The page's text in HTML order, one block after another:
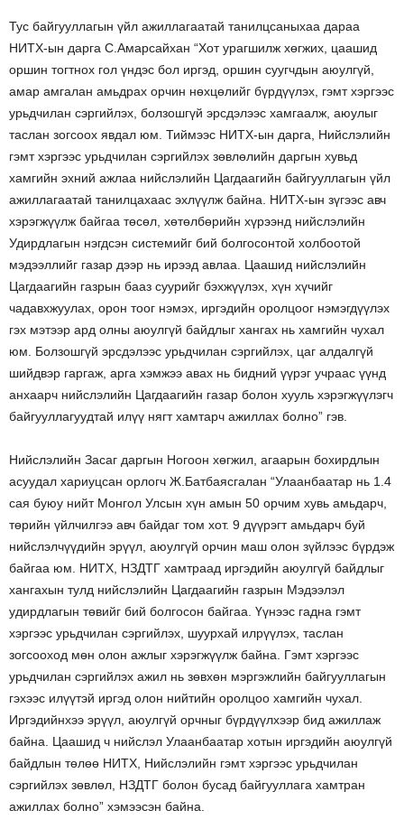
Тус байгууллагын үйл ажиллагаатай танилцсаныхаа дараа
НИТХ-ын дарга С.Амарсайхан “Хот урагшилж хөгжих, цаашид
оршин тогтнох гол үндэс бол иргэд, оршин суугчдын аюулгүй,
амар амгалан амьдрах орчин нөхцөлийг бүрдүүлэх, гэмт хэргээс
урьдчилан сэргийлэх, болзошгүй эрсдэлээс хамгаалж, аюулыг
таслан зогсоох явдал юм. Тиймээс НИТХ-ын дарга, Нийслэлийн
гэмт хэргээс урьдчилан сэргийлэх зөвлөлийн даргын хувьд
хамгийн эхний ажлаа нийслэлийн Цагдаагийн байгууллагын үйл
ажиллагаатай танилцахаас эхлүүлж байна. НИТХ-ын зүгээс авч
хэрэгжүүлж байгаа төсөл, хөтөлбөрийн хүрээнд нийслэлийн
Удирдлагын нэгдсэн системийг бий болгосонтой холбоотой
мэдээллийг газар дээр нь ирээд авлаа. Цаашид нийслэлийн
Цагдаагийн газрын бааз суурийг бэхжүүлэх, хүн хүчийг
чадавхжуулах, орон тоог нэмэх, иргэдийн оролцоог нэмэгдүүлэх
гэх мэтээр ард олны аюулгүй байдлыг хангах нь хамгийн чухал
юм. Болзошгүй эрсдэлээс урьдчилан сэргийлэх, цаг алдалгүй
шийдвэр гаргаж, арга хэмжээ авах нь бидний үүрэг учраас үүнд
анхаарч нийслэлийн Цагдаагийн газар болон хууль хэрэгжүүлэгч
байгууллагуудтай илүү нягт хамтарч ажиллах болно” гэв.
Нийслэлийн Засаг даргын Ногоон хөгжил, агаарын бохирдлын
асуудал хариуцсан орлогч Ж.Батбаясгалан “Улаанбаатар нь 1.4
сая буюу нийт Монгол Улсын хүн амын 50 орчим хувь амьдарч,
төрийн үйлчилгээ авч байдаг том хот. 9 дүүрэгт амьдарч буй
нийслэлчүүдийн эрүүл, аюулгүй орчин маш олон зүйлээс бүрдэж
байгаа юм. НИТХ, НЗДТГ хамтраад иргэдийн аюулгүй байдлыг
хангахын тулд нийслэлийн Цагдаагийн газрын Мэдээлэл
удирдлагын төвийг бий болгосон байгаа. Үүнээс гадна гэмт
хэргээс урьдчилан сэргийлэх, шуурхай илрүүлэх, таслан
зогсооход мөн олон ажлыг хэрэгжүүлж байна. Гэмт хэргээс
урьдчилан сэргийлэх ажил нь зөвхөн мэргэжлийн байгууллагын
гэхээс илүүтэй иргэд олон нийтийн оролцоо хамгийн чухал.
Иргэдийнхээ эрүүл, аюулгүй орчныг бүрдүүлхээр бид ажиллаж
байна. Цаашид ч нийслэл Улаанбаатар хотын иргэдийн аюулгүй
байдлын төлөө НИТХ, Нийслэлийн гэмт хэргээс урьдчилан
сэргийлэх зөвлөл, НЗДТГ болон бусад байгууллага хамтран
ажиллах болно” хэмээсэн байна.